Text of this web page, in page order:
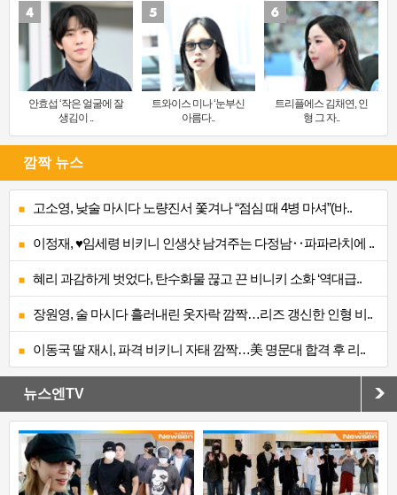
안효섭 ‘작은 얼굴에 잘
생김이 ..
트와이스 미나 ‘눈부신
아름다..
트리플에스 김채연, 인
형 그 자..
깜짝 뉴스
고소영, 낮술 마시다 노량진서 쫓겨나 “점심 때 4병 마셔”(바..
이정재, ♥임세령 비키니 인생샷 남겨주는 다정남‥파파라치에 ..
혜리 과감하게 벗었다, 탄수화물 끊고 끈 비니키 소화 ‘역대급..
장원영, 술 마시다 흘러내린 옷자락 깜짝…리즈 갱신한 인형 비..
이동국 딸 재시, 파격 비키니 자태 깜짝…美 명문대 합격 후 리..
뉴스엔TV